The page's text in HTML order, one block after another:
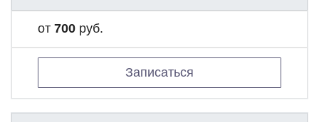
от 700 руб.
Записаться